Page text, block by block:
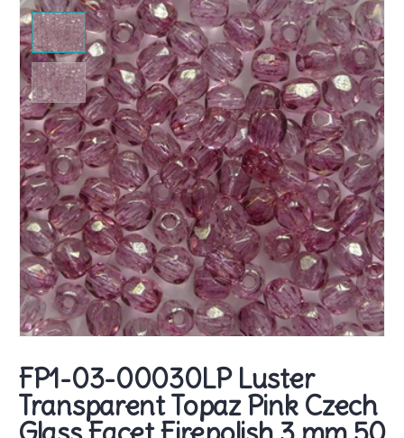
FP1-03-00030LP Luster
Transparent Topaz Pink Czech